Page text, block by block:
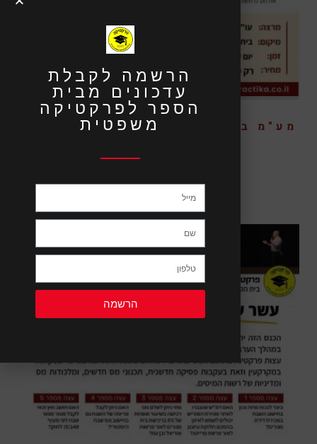
מע"מ בעסקאות מקרקעין – פרונטלי
הרשמה לקבלת
עדכונים מבית
הספר לפרקטיקה
משפטית
הרשמה